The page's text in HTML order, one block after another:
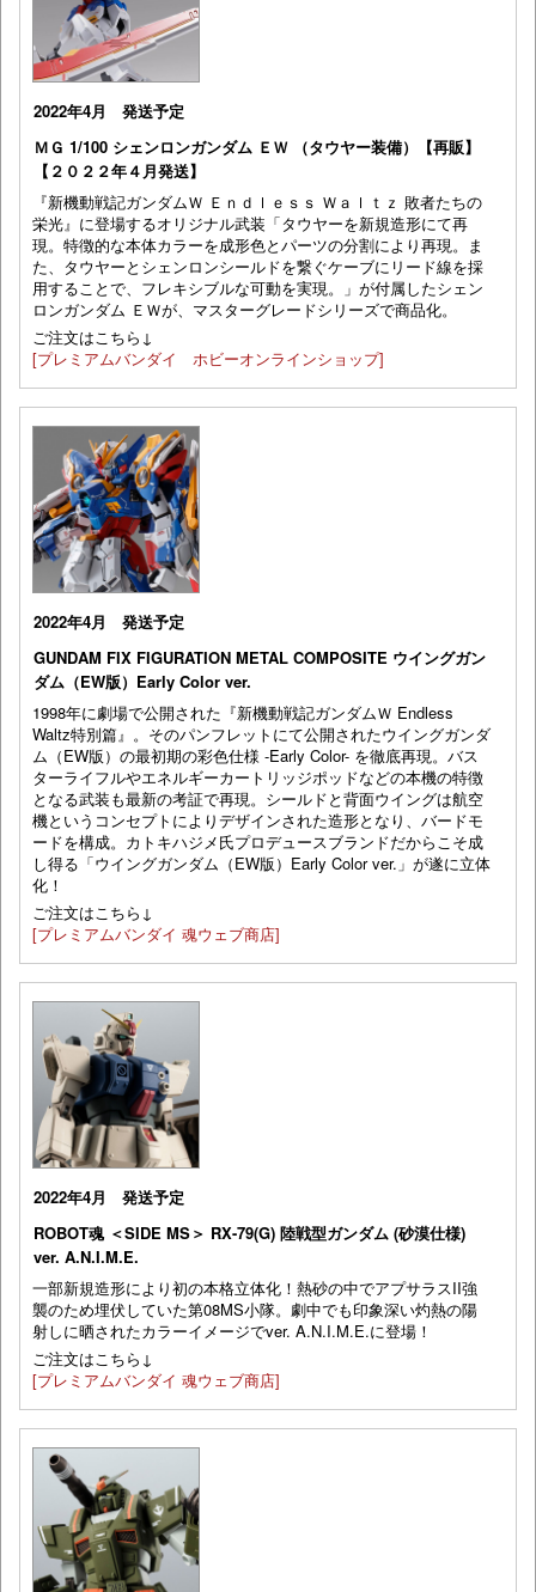
2022年4月 発送予定
ＭＧ 1/100 シェンロンガンダム ＥＷ （タウヤー装備）【再販】
【２０２２年４月発送】
『新機動戦記ガンダムＷ Ｅｎｄｌｅｓｓ Ｗａｌｔｚ 敗者たちの
栄光』に登場するオリジナル武装「タウヤーを新規造形にて再
現。特徴的な本体カラーを成形色とパーツの分割により再現。ま
た、タウヤーとシェンロンシールドを繋ぐケーブにリード線を採
用することで、フレキシブルな可動を実現。」が付属したシェン
ロンガンダム ＥＷが、マスターグレードシリーズで商品化。
ご注文はこちら↓
[プレミアムバンダイ ホビーオンラインショップ]
2022年4月 発送予定
GUNDAM FIX FIGURATION METAL COMPOSITE ウイングガン
ダム（EW版）Early Color ver.
1998年に劇場で公開された『新機動戦記ガンダムＷ Endless
Waltz特別篇』。そのパンフレットにて公開されたウイングガンダ
ム（EW版）の最初期の彩色仕様 -Early Color- を徹底再現。バス
ターライフルやエネルギーカートリッジポッドなどの本機の特徴
となる武装も最新の考証で再現。シールドと背面ウイングは航空
機というコンセプトによりデザインされた造形となり、バードモ
ードを構成。カトキハジメ氏プロデュースブランドだからこそ成
し得る「ウイングガンダム（EW版）Early Color ver.」が遂に立体
化！
ご注文はこちら↓
[プレミアムバンダイ 魂ウェブ商店]
2022年4月 発送予定
ROBOT魂 ＜SIDE MS＞ RX-79(G) 陸戦型ガンダム (砂漠仕様)
ver. A.N.I.M.E.
一部新規造形により初の本格立体化！熱砂の中でアプサラスII強
襲のため埋伏していた第08MS小隊。劇中でも印象深い灼熱の陽
射しに晒されたカラーイメージでver. A.N.I.M.E.に登場！
ご注文はこちら↓
[プレミアムバンダイ 魂ウェブ商店]